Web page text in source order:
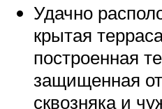
Удачно
крытая
построенная
защищенная
сквозняка и